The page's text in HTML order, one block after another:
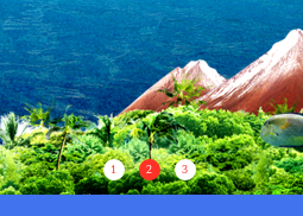
1 2 3